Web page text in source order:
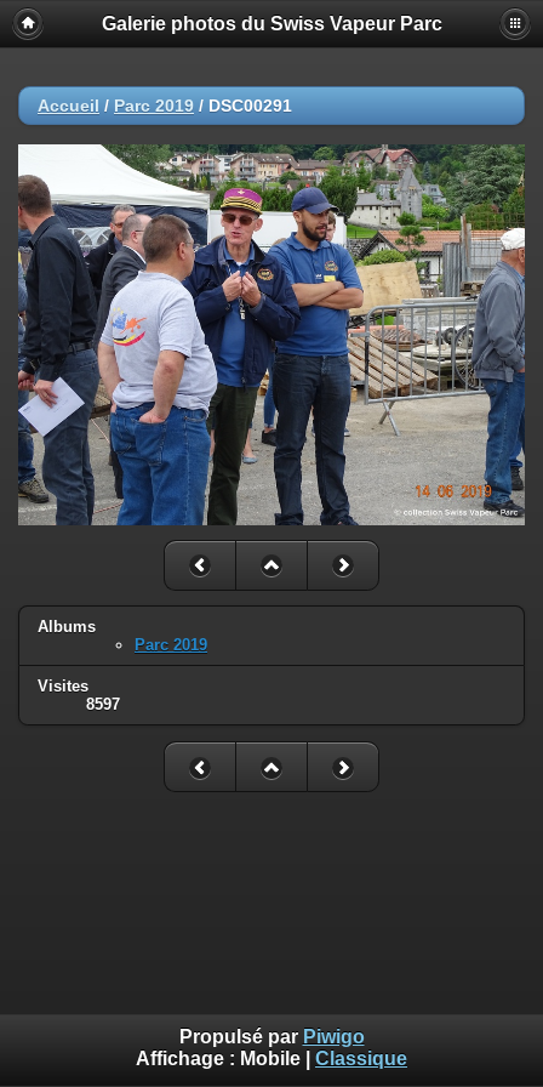
Galerie photos du Swiss Vapeur Parc
Accueil / Parc 2019 / DSC00291
Albums
Parc 2019
Visites
8597
Propulsé par Piwigo
Affichage : Mobile Classique